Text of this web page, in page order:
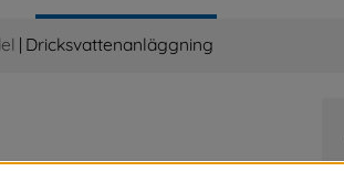
| Dricksvattenanläggning
viktigt att vattnet är